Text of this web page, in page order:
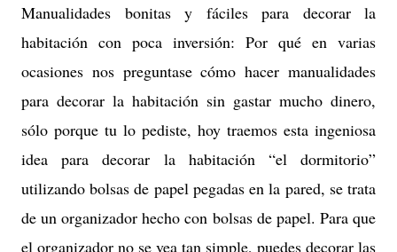
Manualidades bonitas y fáciles para decorar la
habitación con poca inversión: Por qué en varias
ocasiones nos preguntase cómo hacer manualidades
para decorar la habitación sin gastar mucho dinero,
sólo porque tu lo pediste, hoy traemos esta ingeniosa
idea para decorar la habitación “el dormitorio”
utilizando bolsas de papel pegadas en la pared, se trata
de un organizador hecho con bolsas de papel. Para que
el organizador no se vea tan simple, puedes decorar las